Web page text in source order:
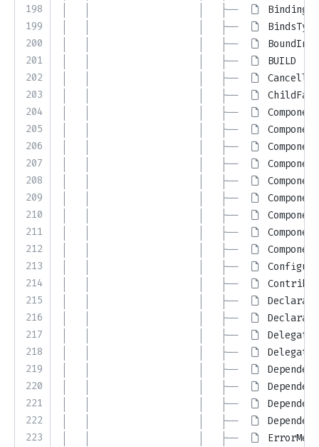
198
199
200
201
202
203
204
205
206
207
208
209
210
211
212
213
214
215
216
217
218
219
220
221
222
223
│   │                   │   ├──
│   │                   │   ├──
│   │                   │   ├──
│   │                   │   ├──
BUILD
│   │                   │   ├──
│   │                   │   ├──
│   │                   │   ├──
│   │                   │   ├──
│   │                   │   ├──
│   │                   │   ├──
│   │                   │   ├──
│   │                   │   ├──
│   │                   │   ├──
│   │                   │   ├──
│   │                   │   ├──
│   │                   │   ├──
│   │                   │   ├──
│   │                   │   ├──
│   │                   │   ├──
│   │                   │   ├──
│   │                   │   ├──
│   │                   │   ├──
│   │                   │   ├──
│   │                   │   ├──
│   │                   │   ├──
│   │                   │   ├──